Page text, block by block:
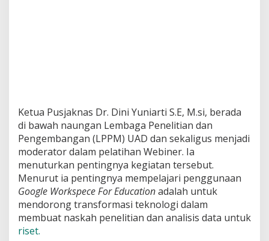
Ketua Pusjaknas Dr. Dini Yuniarti S.E, M.si, berada
di bawah naungan Lembaga Penelitian dan
Pengembangan (LPPM) UAD dan sekaligus menjadi
moderator dalam pelatihan Webiner. Ia
menuturkan pentingnya kegiatan tersebut.
Menurut ia pentingnya mempelajari penggunaan
Google Workspece For Educationadalah untuk
mendorong transformasi teknologi dalam
membuat naskah penelitian dan analisis data untuk
riset.